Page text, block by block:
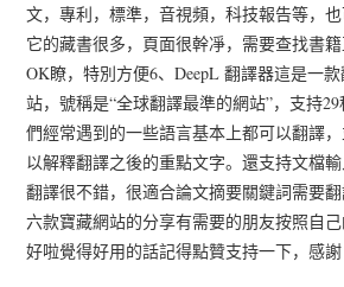
文，專利，標準，音視頻，科技報告等，
它的藏書很多，頁面很幹凈，需要查找書
OK瞭，特別方便6、DeepL 翻譯器這是一
站，號稱是“全球翻譯最準的網站”，支持
們經常遇到的一些語言基本上都可以翻譯
以解釋翻譯之後的重點文字。還支持文檔
翻譯很不錯，很適合論文摘要關鍵詞需要
六款寶藏網站的分享有需要的朋友按照自
好啦覺得好用的話記得點贊支持一下，感謝